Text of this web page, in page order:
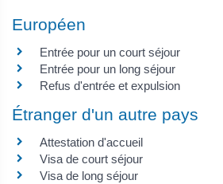
Européen
Entrée pour un court séjour
Entrée pour un long séjour
Refus d'entrée et expulsion
Étranger d'un autre pays
Attestation d'accueil
Visa de court séjour
Visa de long séjour